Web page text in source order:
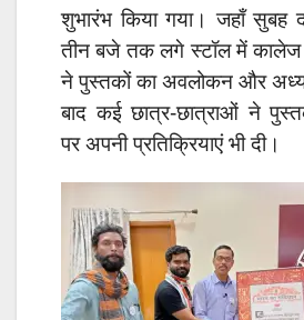
शुभारंभ किया गया। जहाँ सुबह
तीन बजे तक लगे स्टॉल में कालेज
ने पुस्तकों का अवलोकन और
बाद कई छात्र-छात्राओं ने
पर अपनी प्रतिक्रियाएं भी दी।